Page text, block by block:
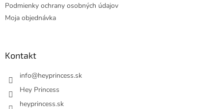
Podmienky ochrany osobných údajov
Moja objednávka
Kontakt
info@heyprincess.sk
Hey Princess
heyprincess.sk